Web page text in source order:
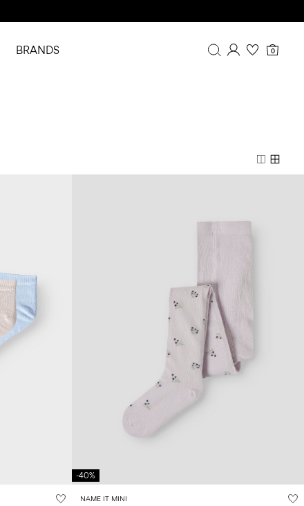
0
BRANDS
-40%
NAME IT MINI